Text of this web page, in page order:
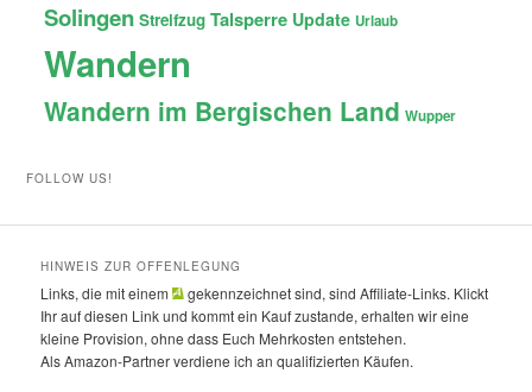
Solingen Streifzug Talsperre Update Urlaub
Wandern
Wandern im Bergischen Land Wupper
FOLLOW US!
HINWEIS ZUR OFFENLEGUNG
Links, die mit einem
gekennzeichnet sind, sind Affiliate-Links. Klickt
Ihr auf diesen Link und kommt ein Kauf zustande, erhalten wir eine
kleine Provision, ohne dass Euch Mehrkosten entstehen.
Als Amazon-Partner verdiene ich an qualifizierten Käufen.